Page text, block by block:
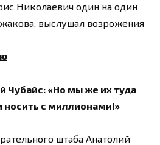
Николаевич один на один
выслушал возрожения
Чубайс: «Но мы же их туда
носить с миллионами!»
штаба Анатолий